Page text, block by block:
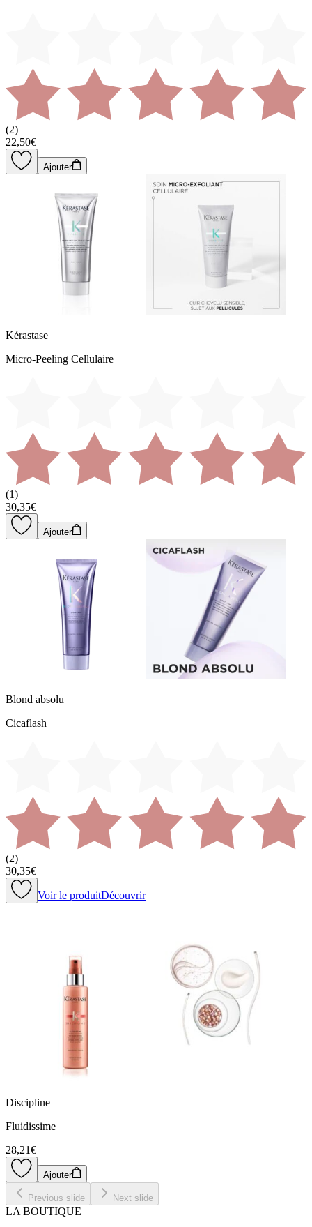
(2)
22,50€
Ajouter
Kérastase
Micro-Peeling Cellulaire
(1)
30,35€
Ajouter
Blond absolu
Cicaflash
(2)
30,35€
Voir le produitDécouvrir
Discipline
Fluidissime
28,21€
Ajouter
Previous slide Next slide
LA BOUTIQUE